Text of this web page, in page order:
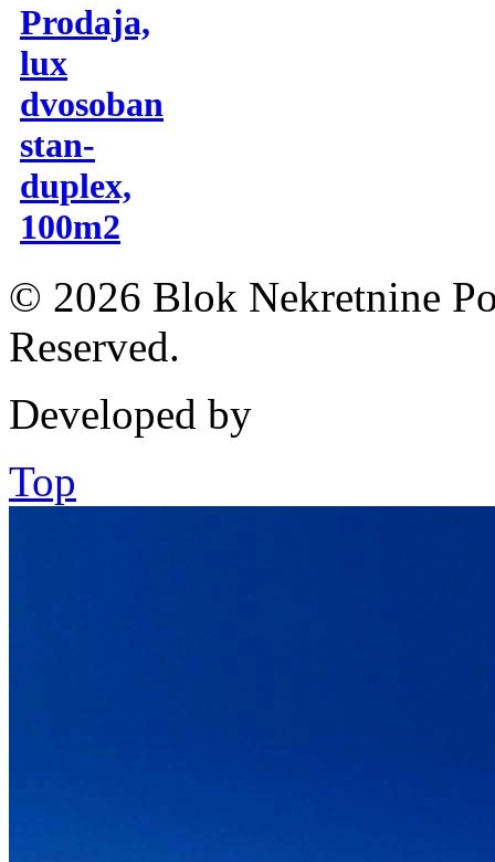
Prodaja,
lux
dvosoban
stan-
duplex,
100m2
© 2026 Blok Nekretnine
Reserved.
Developed by
Top